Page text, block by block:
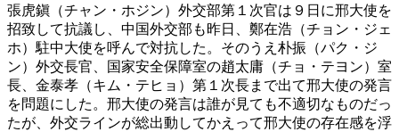
張虎鎭（チャン・ホジン）外交部第１次官は９日に邢大使を
招致して抗議し、中国外交部も昨日、鄭在浩（チョン・ジェ
ホ）駐中大使を呼んで対抗した。そのうえ朴振（パク・ジ
ン）外交長官、国家安全保障室の趙太庸（チョ・テヨン）室
長、金泰孝（キム・テヒョ）第１次長まで出て邢大使の発言
を問題にした。邢大使の発言は誰が見ても不適切なものだっ
たが、外交ラインが総出動してかえって邢大使の存在感を浮